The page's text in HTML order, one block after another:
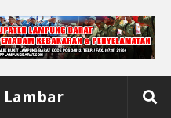
Lambar